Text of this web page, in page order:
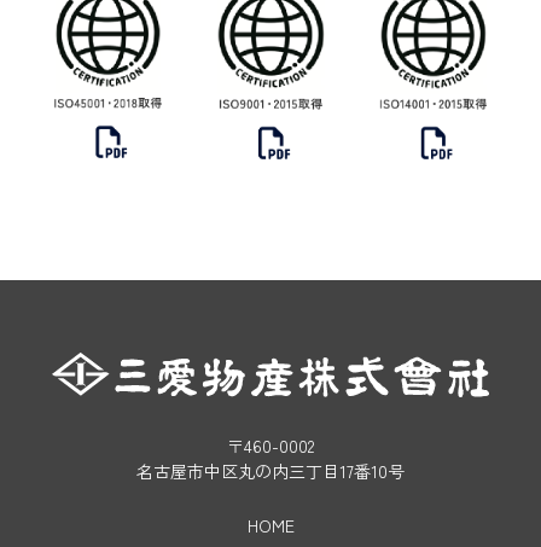
〒460-0002
名古屋市中区丸の内三丁目17番10号
HOME